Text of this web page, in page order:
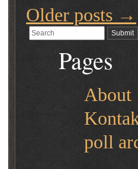
Older posts →
Pages
About
poll